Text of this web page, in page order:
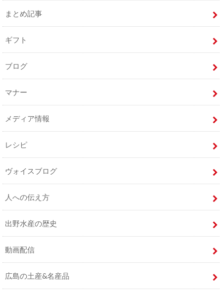
まとめ記事
ギフト
ブログ
マナー
メディア情報
レシピ
ヴォイスブログ
人への伝え方
出野水産の歴史
動画配信
広島の土産&名産品